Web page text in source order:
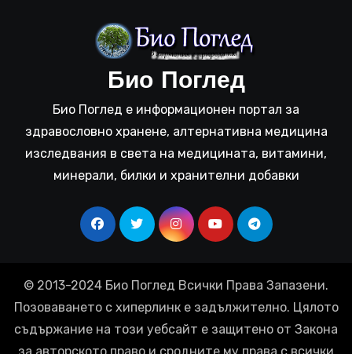
Био Поглед
Био Поглед е информационен портал за
здравословно хранене, алтернативна медицина
изследвания в света на медицината, витамини,
минерали, билки и хранителни добавки
© 2013-2024 Био Поглед Всички Права Запазени.
Позоваването с хиперлинк е задължително. Цялото
съдържание на този уебсайт е защитено от Закона